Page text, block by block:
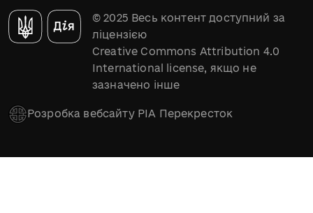
© 2025 Весь контент доступний за
ліцензією
Creative Commons Attribution 4.0
International license, якщо не
зазначено інше
Розробка вебсайту РІА Перекресток